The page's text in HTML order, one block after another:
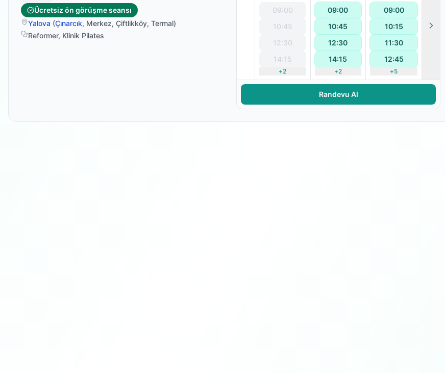
Ücretsiz ön görüşme seansı
Yalova (Çınarcık, Merkez, Çiftlikköy, Termal)
Reformer, Klinik Pilates
09:00
10:45
12:30
14:15
+2
09:00
10:45
12:30
14:15
+2
09:00
10:15
11:30
12:45
+5
Randevu Al